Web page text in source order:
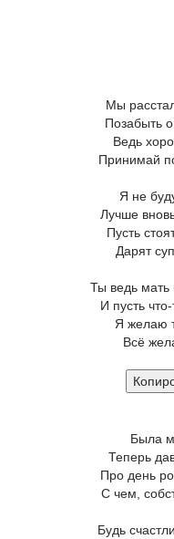
Мы
Позабыть
Ведь
Принимай
Я не
Лучше
Пусть
Дарят
Ты ведь мать
И пусть
Я желаю
Всё
Была
Теперь
Про день
С чем,
Будь